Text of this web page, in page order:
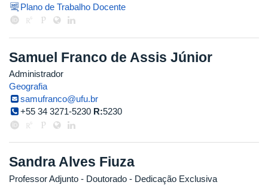
Plano de Trabalho Docente
Samuel Franco de Assis Júnior
Administrador
Geografia
samufranco@ufu.br
+55 34 3271-5230 R:5230
Sandra Alves Fiuza
Professor Adjunto - Doutorado - Dedicação Exclusiva